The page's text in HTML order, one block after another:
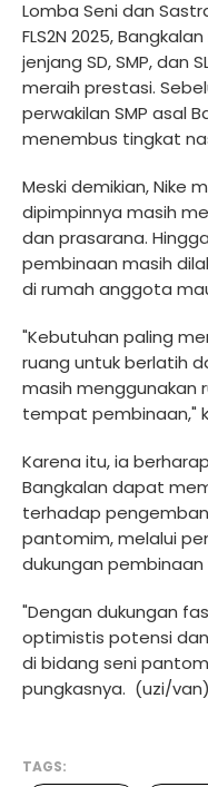
Lomba Seni dan
FLS2N 2025,
jenjang SD, SMP, dan
meraih prestasi.
perwakilan SMP asal
menembus tingkat
Meski demikian, Nike
dipimpinnya masih
dan prasarana.
pembinaan masih
di rumah anggota
"Kebutuhan paling
ruang untuk berlatih
masih menggunakan
tempat pembinaan,"
Karena itu, ia
Bangkalan dapat
terhadap
pantomim, melalui
dukungan
"Dengan dukungan
optimistis potensi
di bidang seni
pungkasnya. (uzi/van)
TAGS: